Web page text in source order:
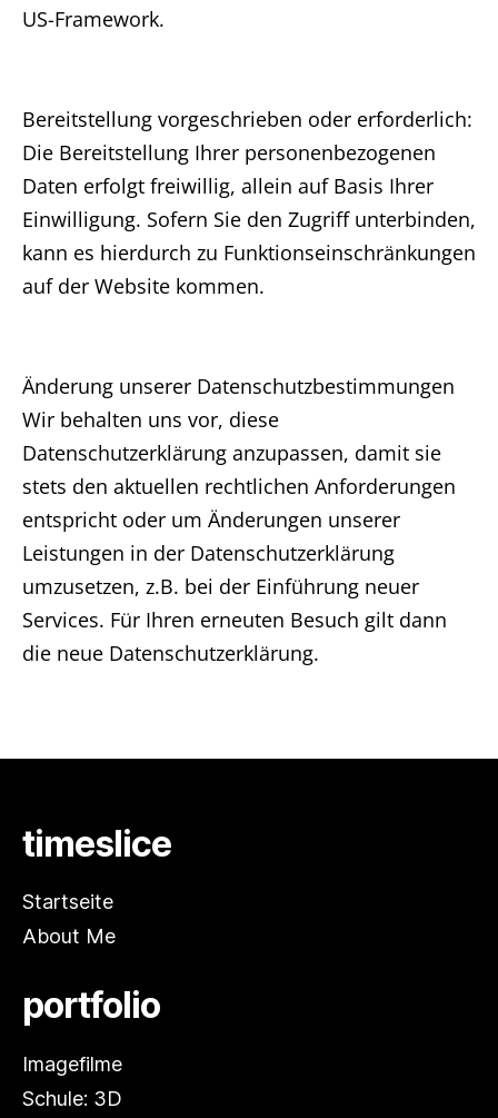
US-Framework.
Bereitstellung vorgeschrieben oder erforderlich:
Die Bereitstellung Ihrer personenbezogenen
Daten erfolgt freiwillig, allein auf Basis Ihrer
Einwilligung. Sofern Sie den Zugriff unterbinden,
kann es hierdurch zu Funktionseinschränkungen
auf der Website kommen.
Änderung unserer Datenschutzbestimmungen
Wir behalten uns vor, diese
Datenschutzerklärung anzupassen, damit sie
stets den aktuellen rechtlichen Anforderungen
entspricht oder um Änderungen unserer
Leistungen in der Datenschutzerklärung
umzusetzen, z.B. bei der Einführung neuer
Services. Für Ihren erneuten Besuch gilt dann
die neue Datenschutzerklärung.
timeslice
Startseite
About Me
portfolio
Imagefilme
Schule: 3D